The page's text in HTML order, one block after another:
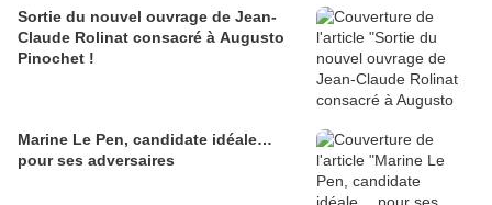
Sortie du nouvel ouvrage de Jean-
Claude Rolinat consacré à Augusto
Pinochet !
Marine Le Pen, candidate idéale…
pour ses adversaires